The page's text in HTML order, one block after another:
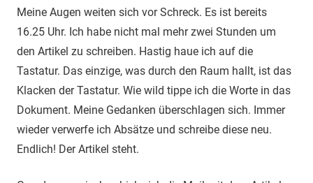
Meine Augen weiten sich vor Schreck. Es ist bereits
16.25 Uhr. Ich habe nicht mal mehr zwei Stunden um
den Artikel zu schreiben. Hastig haue ich auf die
Tastatur. Das einzige, was durch den Raum hallt, ist das
Klacken der Tastatur. Wie wild tippe ich die Worte in das
Dokument. Meine Gedanken überschlagen sich. Immer
wieder verwerfe ich Absätze und schreibe diese neu.
Endlich! Der Artikel steht.